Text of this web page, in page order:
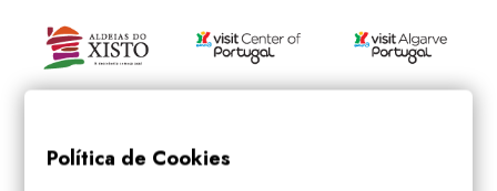
Política de Cookies